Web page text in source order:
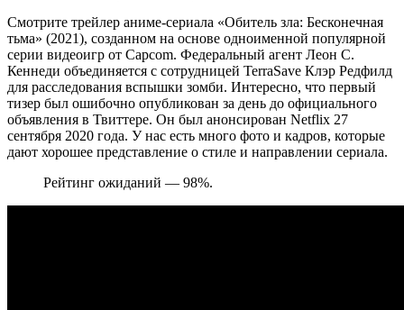
Смотрите трейлер аниме-сериала «Обитель зла: Бесконечная
тьма» (2021), созданном на основе одноименной популярной
серии видеоигр от Capcom. Федеральный агент Леон С.
Кеннеди объединяется с сотрудницей TerraSave Клэр Редфилд
для расследования вспышки зомби. Интересно, что первый
тизер был ошибочно опубликован за день до официального
объявления в Твиттере. Он был анонсирован Netflix 27
сентября 2020 года. У нас есть много фото и кадров, которые
дают хорошее представление о стиле и направлении сериала.
Рейтинг ожиданий — 98%.